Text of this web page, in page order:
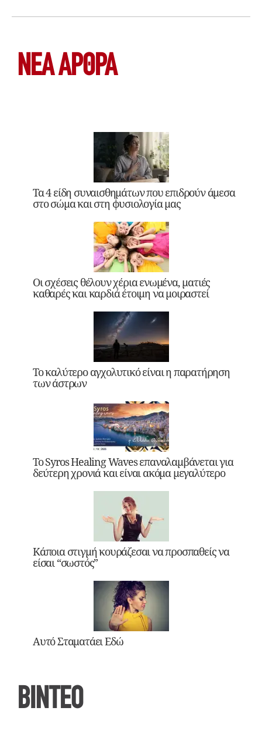
ΝΕΑ ΆΡΘΡΑ
Τα 4 είδη συναισθημάτων που επιδρούν άμεσα
στο σώμα και στη φυσιολογία μας
Οι σχέσεις θέλουν χέρια ενωμένα, ματιές
καθαρές και καρδιά έτοιμη να μοιραστεί
Το καλύτερο αγχολυτικό είναι η παρατήρηση
των άστρων
Το Syros Healing Waves επαναλαμβάνεται για
δεύτερη χρονιά και είναι ακόμα μεγαλύτερο
Κάποια στιγμή κουράζεσαι να προσπαθείς να
είσαι “σωστός”
Αυτό Σταματάει Εδώ
ΒΙΝΤΕΟ